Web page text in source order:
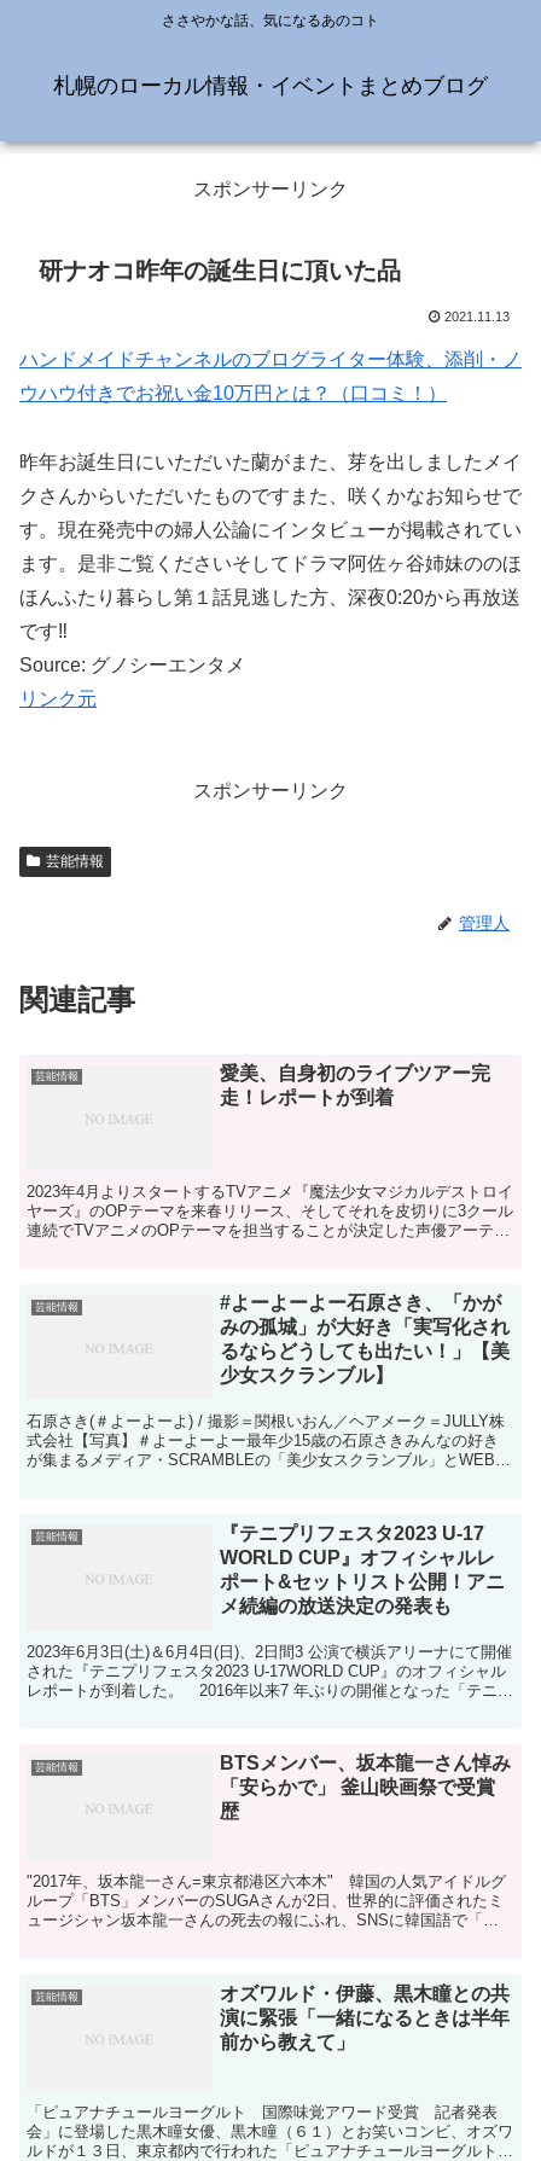
ささやかな話、気になるあのコト
札幌のローカル情報・イベントまとめブログ
スポンサーリンク
研ナオコ昨年の誕生日に頂いた品
2021.11.13
ハンドメイドチャンネルのブログライター体験、添削・ノ
ウハウ付きでお祝い金10万円とは？（口コミ！）
昨年お誕生日にいただいた蘭がまた、芽を出しましたメイ
クさんからいただいたものですまた、咲くかなお知らせで
す。現在発売中の婦人公論にインタビューが掲載されてい
ます。是非ご覧くださいそしてドラマ阿佐ヶ谷姉妹ののほ
ほんふたり暮らし第１話見逃した方、深夜0:20から再放送
です‼️
Source: グノシーエンタメ
リンク元
スポンサーリンク
芸能情報
管理人
関連記事
芸能情報
愛美、自身初のライブツアー完
走！レポートが到着
2023年4月よりスタートするTVアニメ『魔法少女マジカルデストロイ
ヤーズ』のOPテーマを来春リリース、そしてそれを皮切りに3クール
連続でTVアニメのOPテーマを担当することが決定した声優アーティ
芸能情報
#よーよーよー石原さき、「かが
みの孤城」が大好き「実写化され
るならどうしても出たい！」【美
少女スクランブル】
石原さき(＃よーよーよ) / 撮影＝関根いおん／ヘアメーク＝JULLY株
式会社【写真】＃よーよーよー最年少15歳の石原さきみんなの好き
が集まるメディア・SCRAMBLEの「美少女スクランブル」とWEBザ
芸能情報
『テニプリフェスタ2023 U-17
WORLD CUP』オフィシャルレ
ポート&セットリスト公開！アニ
メ続編の放送決定の発表も
2023年6月3日(土)＆6月4日(日)、2日間3 公演で横浜アリーナにて開催
された『テニプリフェスタ2023 U-17WORLD CUP』のオフィシャル
レポートが到着した。 2016年以来7 年ぶりの開催となった「テニプ
芸能情報
BTSメンバー、坂本龍一さん悼み
「安らかで」 釜山映画祭で受賞
歴
"2017年、坂本龍一さん=東京都港区六本木" 韓国の人気アイドルグ
ループ「BTS」メンバーのSUGAさんが2日、世界的に評価されたミ
ュージシャン坂本龍一さんの死去の報にふれ、SNSに韓国語で「先
芸能情報
オズワルド・伊藤、黒木瞳との共
演に緊張「一緒になるときは半年
前から教えて」
「ピュアナチュールヨーグルト 国際味覚アワード受賞 記者発表
会」に登場した黒木瞳女優、黒木瞳（６１）とお笑いコンビ、オズワ
ルドが１３日、東京都内で行われた「ピュアナチュールヨーグルト